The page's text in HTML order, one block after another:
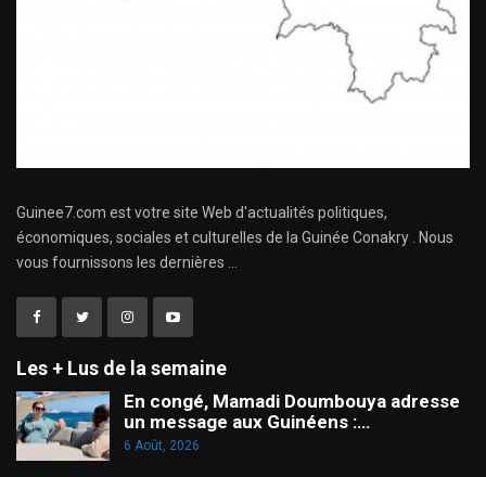
Guinee7.com est votre site Web d'actualités politiques,
économiques, sociales et culturelles de la Guinée Conakry . Nous
vous fournissons les dernières ...
Les + Lus de la semaine
En congé, Mamadi Doumbouya adresse
un message aux Guinéens :…
6 Août, 2026